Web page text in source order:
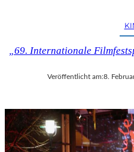
„69. Internationale
Veröffentlicht am:8.